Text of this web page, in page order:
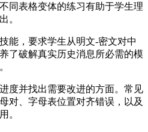
同表格变体的练习有助于学生理
。
能，要求学生从明文-密文对中
了破解真实历史消息所必需的模
度并找出需要改进的方面。常见
对、字母表位置对齐错误，以及
。